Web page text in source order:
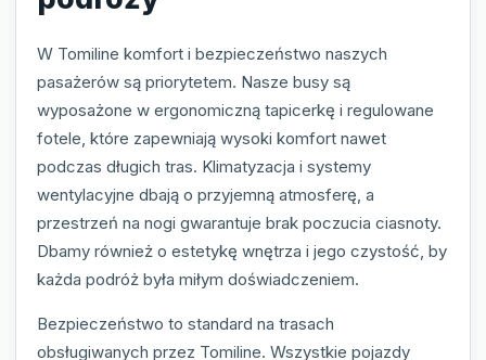
W Tomiline komfort i bezpieczeństwo naszych
pasażerów są priorytetem. Nasze busy są
wyposażone w ergonomiczną tapicerkę i regulowane
fotele, które zapewniają wysoki komfort nawet
podczas długich tras. Klimatyzacja i systemy
wentylacyjne dbają o przyjemną atmosferę, a
przestrzeń na nogi gwarantuje brak poczucia ciasnoty.
Dbamy również o estetykę wnętrza i jego czystość, by
każda podróż była miłym doświadczeniem.
Bezpieczeństwo to standard na trasach
obsługiwanych przez Tomiline. Wszystkie pojazdy